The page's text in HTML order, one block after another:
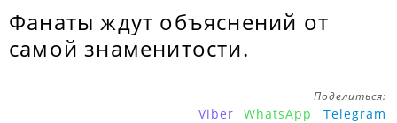
Фанаты ждут объяснений от
самой знаменитости.
Поделиться:
Viber WhatsApp Telegram